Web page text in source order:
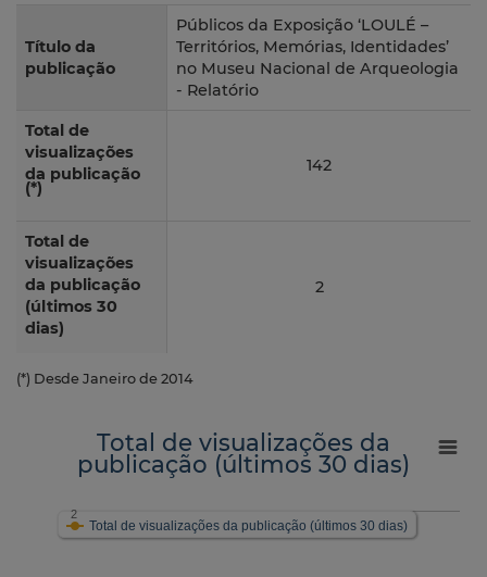
Título da
publicação
Públicos da Exposição ‘LOULÉ –
Territórios, Memórias, Identidades’
no Museu Nacional de Arqueologia
- Relatório
Total de
visualizações
da publicação
(*)
142
Total de
visualizações
da publicação
(últimos 30
dias)
2
(*) Desde Janeiro de 2014
Total de visualizações da
publicação (últimos 30 dias)
Total de visualizações da publicação (últimos 30 dias)
2